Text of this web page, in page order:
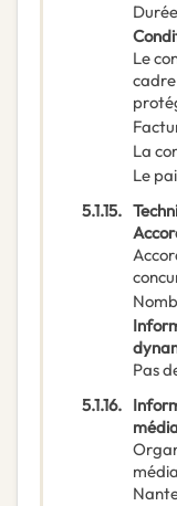
Le
La
Le
5.1.15.
Pas
5.1.16.